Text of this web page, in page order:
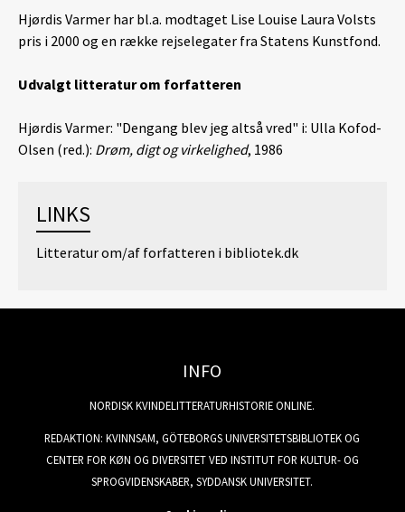
Hjørdis Varmer har bl.a. modtaget Lise Louise Laura Volsts
pris i 2000 og en række rejselegater fra Statens Kunstfond.
Udvalgt litteratur om forfatteren
Hjørdis Varmer: "Dengang blev jeg altså vred" i: Ulla Kofod-
Olsen (red.): Drøm, digt og virkelighed, 1986
LINKS
Litteratur om/af forfatteren i bibliotek.dk
INFO
NORDISK KVINDELITTERATURHISTORIE ONLINE.
REDAKTION: KVINNSAM, GÖTEBORGS UNIVERSITETSBIBLIOTEK OG
CENTER FOR KØN OG DIVERSITET VED INSTITUT FOR KULTUR- OG
SPROGVIDENSKABER, SYDDANSK UNIVERSITET.